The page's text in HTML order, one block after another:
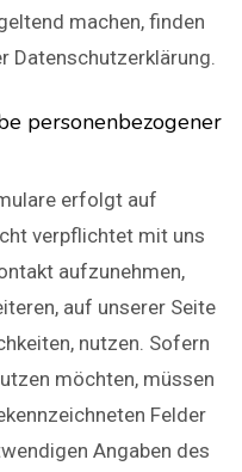
machen, finden
Datenschutzerklärung.
personenbezogener
erfolgt auf
verpflichtet mit uns
aufzunehmen,
auf unserer Seite
nutzen. Sofern
möchten, müssen
Felder
Angaben des